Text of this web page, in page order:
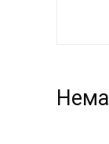
Нeма